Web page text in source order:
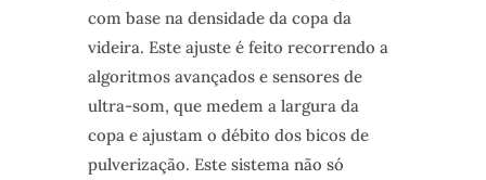
com base na densidade da copa da
videira. Este ajuste é feito recorrendo a
algoritmos avançados e sensores de
ultra-som, que medem a largura da
copa e ajustam o débito dos bicos de
pulverização. Este sistema não só